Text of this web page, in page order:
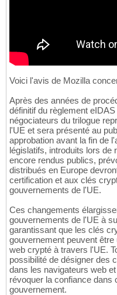
Voici l'avis de Mozilla
Après des années de
définitif du règlement
négociateurs du trilogue
l'UE et sera présenté au
approbation avant la fin de
législatifs, introduits lors de
encore rendus publics,
distribués en Europe
certification et aux clés
gouvernements de l'UE.
Ces changements
gouvernements de l'UE à
garantissant que les clés
gouvernement peuvent
web crypté à travers l'UE.
possibilité de désigner des
dans les navigateurs web
révoquer la confiance
gouvernement.